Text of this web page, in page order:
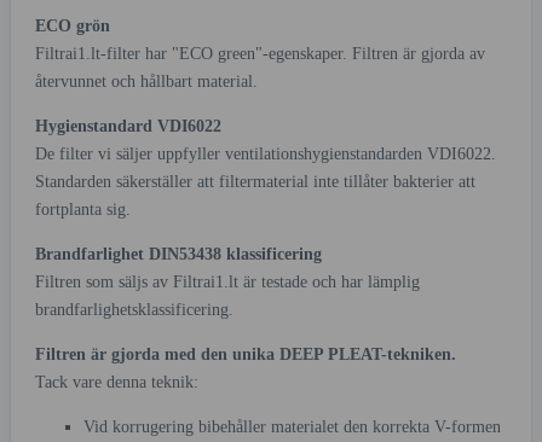
ECO grön
Filtrai1.lt-filter har "ECO green"-egenskaper. Filtren är gjorda av
återvunnet och hållbart material.
Hygienstandard VDI6022
De filter vi säljer uppfyller ventilationshygienstandarden VDI6022.
Standarden säkerställer att filtermaterial inte tillåter bakterier att
fortplanta sig.
Brandfarlighet DIN53438 klassificering
Filtren som säljs av Filtrai1.lt är testade och har lämplig
brandfarlighetsklassificering.
Filtren är gjorda med den unika DEEP PLEAT-tekniken.
Tack vare denna teknik:
Vid korrugering bibehåller materialet den korrekta V-formen